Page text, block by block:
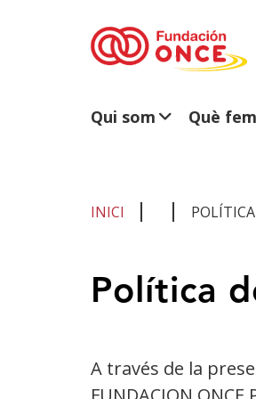
Qui som Què fem
INICI
Política
A través de la